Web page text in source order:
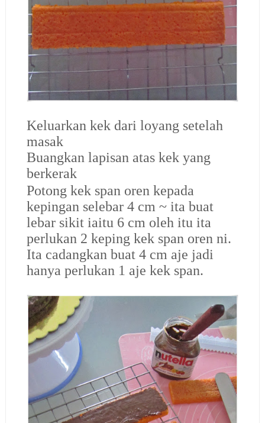
Keluarkan kek dari loyang setelah
masak
Buangkan lapisan atas kek yang
berkerak
Potong kek span oren kepada
kepingan selebar 4 cm ~ ita buat
lebar sikit iaitu 6 cm oleh itu ita
perlukan 2 keping kek span oren ni.
Ita cadangkan buat 4 cm aje jadi
hanya perlukan 1 aje kek span.